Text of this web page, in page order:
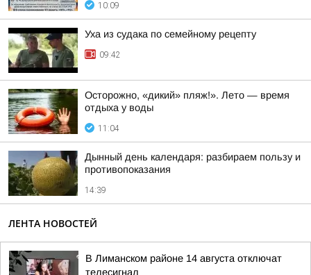
10:09
Уха из судака по семейному рецепту
09:42
Осторожно, «дикий» пляж!». Лето — время
отдыха у воды
11:04
Дынный день календаря: разбираем пользу и
противопоказания
14:39
ЛЕНТА НОВОСТЕЙ
В Лиманском районе 14 августа отключат
телесигнал